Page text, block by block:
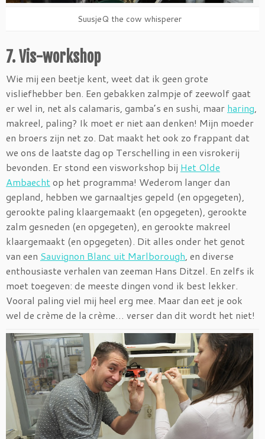
SuusjeQ the cow whisperer
7. Vis-workshop
Wie mij een beetje kent, weet dat ik geen grote
visliefhebber ben. Een gebakken zalmpje of zeewolf gaat
er wel in, net als calamaris, gamba’s en sushi, maar haring,
makreel, paling? Ik moet er niet aan denken! Mijn moeder
en broers zijn net zo. Dat maakt het ook zo frappant dat
we ons de laatste dag op Terschelling in een visrokerij
bevonden. Er stond een visworkshop bij Het Olde
Ambaechtop het programma! Wederom langer dan
gepland, hebben we garnaaltjes gepeld (en opgegeten),
gerookte paling klaargemaakt (en opgegeten), gerookte
zalm gesneden (en opgegeten), en gerookte makreel
klaargemaakt (en opgegeten). Dit alles onder het genot
van een Sauvignon Blanc uit Marlborough, en diverse
enthousiaste verhalen van zeeman Hans Ditzel. En zelfs ik
moet toegeven: de meeste dingen vond ik best lekker.
Vooral paling viel mij heel erg mee. Maar dan eet je ook
wel de crème de la crème… verser dan dit wordt het niet!